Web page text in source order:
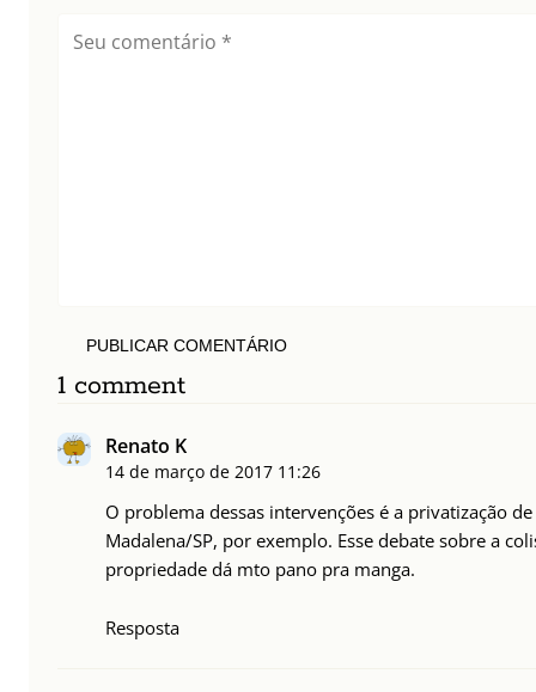
PUBLICAR COMENTÁRIO
1 comment
Renato K
14 de março de 2017 11:26
O problema dessas intervenções é a privatização
Madalena/SP, por exemplo. Esse debate sobre a
propriedade dá mto pano pra manga.
Resposta